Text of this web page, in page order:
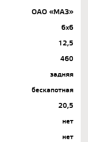
ОАО «МАЗ»
6х6
12,5
460
задняя
бескапотная
20,5
нет
нет